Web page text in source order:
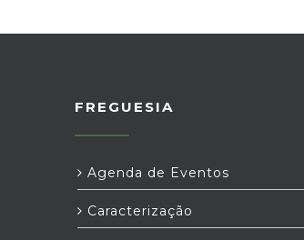
FREGUESIA
Agenda de Eventos
Caracterização